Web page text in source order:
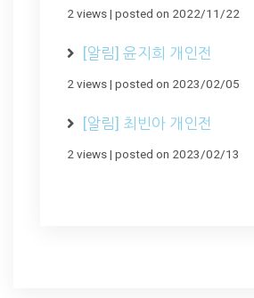
2 views| posted on 2022/11/22
[알림] 윤지희 개인전
2 views| posted on 2023/02/05
[알림] 최빈아 개인전
2 views| posted on 2023/02/13